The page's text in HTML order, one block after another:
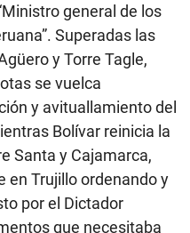
general de los
Superadas las
y Torre Tagle,
se vuelca
y avituallamiento del
Bolívar reinicia la
Santa y Cajamarca,
en Trujillo ordenando y
por el Dictador
que necesitaba